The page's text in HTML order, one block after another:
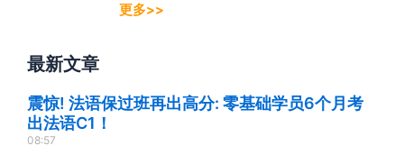
更多>>
最新文章
震惊! 法语保过班再出高分: 零基础学员6个月考
出法语C1！
08:57